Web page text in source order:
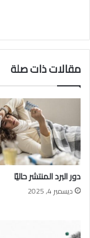
مقالات ذات صلة
دور البرد المنتشر حاليًا
ديسمبر 4, 2025